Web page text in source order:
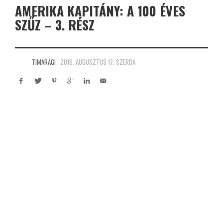
AMERIKA KAPITÁNY: A 100 ÉVES
SZŰZ – 3. RÉSZ
TIMARAGI 2016. AUGUSZTUS 17. SZERDA